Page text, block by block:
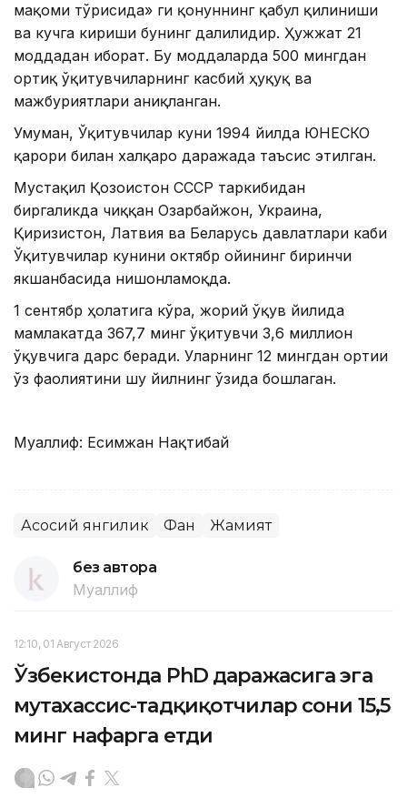
мақоми тўғрисида» ги қонуннинг қабул қилиниши
ва кучга кириши бунинг далилидир. Ҳужжат 21
моддадан иборат. Бу моддаларда 500 мингдан
ортиқ ўқитувчиларнинг касбий ҳуқуқ ва
мажбуриятлари аниқланган.
Умуман, Ўқитувчилар куни 1994 йилда ЮНЕСКО
қарори билан халқаро даражада таъсис этилган.
Мустақил Қозоғистон СССР таркибидан
биргаликда чиққан Озарбайжон, Украина,
Қирғизистон, Латвия ва Беларусь давлатлари каби
Ўқитувчилар кунини октябр ойининг биринчи
якшанбасида нишонламоқда.
1 сентябр ҳолатига кўра, жорий ўқув йилида
мамлакатда 367,7 минг ўқитувчи 3,6 миллион
ўқувчига дарс беради. Уларнинг 12 мингдан ортиғи
ўз фаолиятини шу йилнинг ўзида бошлаган.
Муаллиф: Есимжан Нақтибай
Асосий янгилик Фан Жамият
без автора
Муаллиф
12:10, 01 Август 2026
Ўзбекистонда PhD даражасига эга
мутахассис-тадқиқотчилар сони 15,5
минг нафарга етди